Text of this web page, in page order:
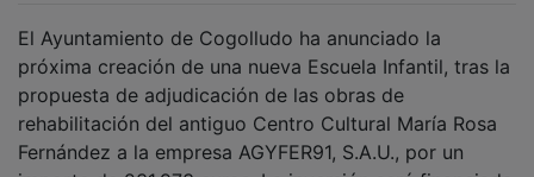
próxima creación de una nueva Escuela Infantil, tras la
propuesta de adjudicación de las obras de
rehabilitación del antiguo Centro Cultural María Rosa
Fernández a la empresa AGYFER91, S.A.U., por un
importe de 231.973 euros. La inversión será financiada